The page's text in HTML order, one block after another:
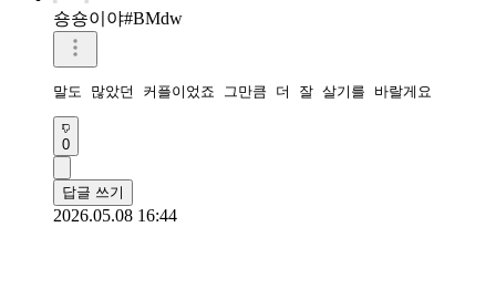
숑숑이야#BMdw
말도 많았던 커플이었죠 그만큼 더 잘 살기를 바랄게요
0
답글 쓰기
2026.05.08 16:44